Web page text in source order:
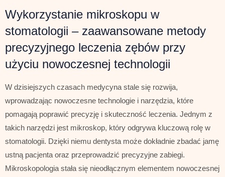
Wykorzystanie mikroskopu w
stomatologii – zaawansowane metody
precyzyjnego leczenia zębów przy
użyciu nowoczesnej technologii
W dzisiejszych czasach medycyna stale się rozwija,
wprowadzając nowoczesne technologie i narzędzia, które
pomagają poprawić precyzję i skuteczność leczenia. Jednym z
takich narzędzi jest mikroskop, który odgrywa kluczową rolę w
stomatologii. Dzięki niemu dentysta może dokładnie zbadać jamę
ustną pacjenta oraz przeprowadzić precyzyjne zabiegi.
Mikroskopologia stała się nieodłącznym elementem nowoczesnej